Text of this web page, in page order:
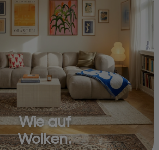
Wie auf
Wolken.